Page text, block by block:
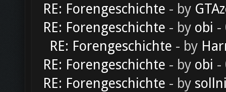
RE: Forengeschichte - by
RE: Forengeschichte - by obi -
RE: Forengeschichte - by
RE: Forengeschichte - by obi -
RE: Forengeschichte - by